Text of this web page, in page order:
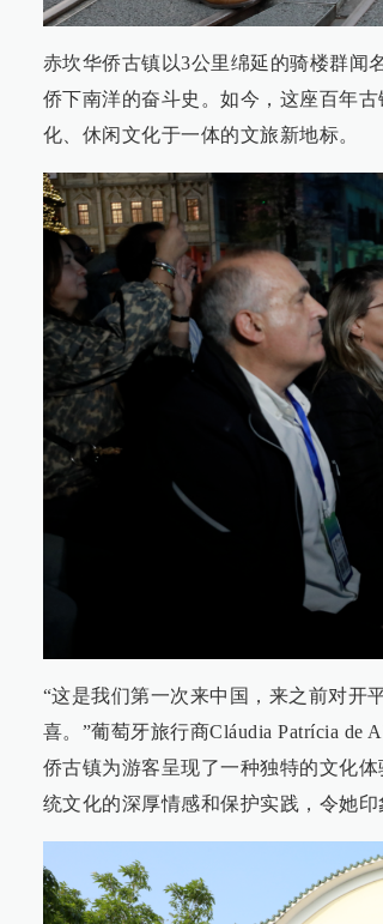
赤坎华侨古镇以3公里绵延的骑楼群闻
侨下南洋的奋斗史。如今，这座百年
化、休闲文化于一体的文旅新地标。
“这是我们第一次来中国，来之前对开
喜。”葡萄牙旅行商Cláudia Patrícia de
侨古镇为游客呈现了一种独特的文化
统文化的深厚情感和保护实践，令她印